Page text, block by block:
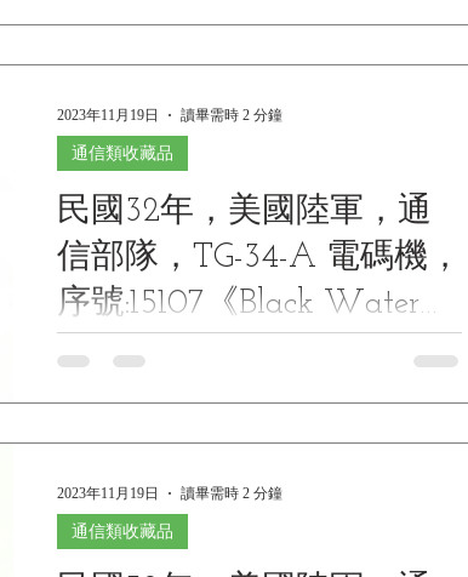
Collections | 黑水博物館館
藏》
民國32年，美國陸軍，通
信部隊，TG-34-A 電碼機，
序號:15107《Black Water
Museum Collections | 黑水
博物館館藏》
1943, U.S. ARMY, SIGNAL CORPS, KEYER
Water Museum Collections | 黑水博物館館藏》
通信類收藏品
2023年11月19日 讀畢需時 2 分鐘
通信類收藏品
2023年11月19日 讀畢需時 2 分鐘